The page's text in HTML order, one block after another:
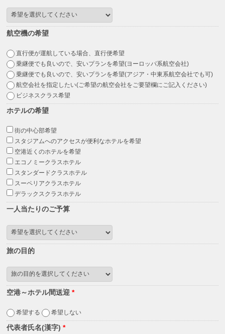
航空機の希望
直行便が運航している場合、直行便希望
乗継便でも良いので、安いプランを希望(ヨーロッパ系航空会社)
乗継便でも良いので、安いプランを希望(アジア・中東系航空会社でも可)
航空会社を指定したい(ご希望の航空会社をご要望欄にご記入ください)
ビジネスクラス希望
ホテルの希望
街の中心部希望
スタジアムへのアクセスが便利なホテルを希望
空港近くのホテルを希望
エコノミークラスホテル
スタンダードクラスホテル
スーペリアクラスホテル
デラックスクラスホテル
一人当たりのご予算
旅の目的
空港～ホテル間送迎*
希望する 希望しない
代表者氏名(漢字)*